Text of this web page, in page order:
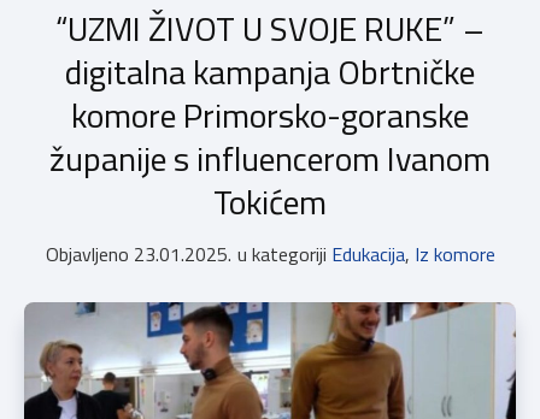
“UZMI ŽIVOT U SVOJE RUKE” –
digitalna kampanja Obrtničke
komore Primorsko-goranske
županije s influencerom Ivanom
Tokićem
Objavljeno 23.01.2025. u kategoriji Edukacija, Iz komore